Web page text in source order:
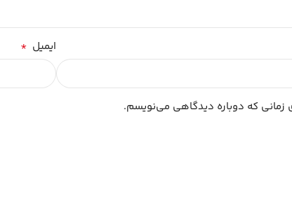
ایمیل *
زمانی که دوباره دیدگاهی می‌نویسم.